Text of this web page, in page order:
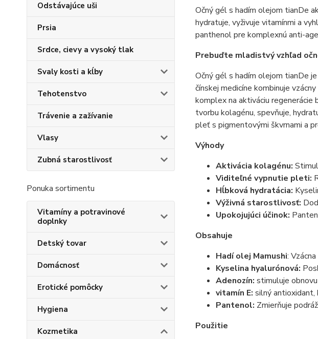
Odstávajúce uši
Prsia
Srdce, cievy a vysoký tlak
Svaly kosti a kĺby
Tehotenstvo
Trávenie a zažívanie
Vlasy
Zubná starostlivosť
Ponuka sortimentu
Vitamíny a potravinové
doplnky
Detský tovar
Domácnosť
Erotické pomôcky
Hygiena
Kozmetika
Očný gél s hadím olejom tianDe
hydratuje, vyživuje vitamínmi a
panthenol pre komplexnú anti-
Prebuďte mladistvý vzhľad
Očný gél s hadím olejom tianDe
čínskej medicíne kombinuje
komplex na aktiváciu regenerácie
tvorbu kolagénu, spevňuje,
pleť s pigmentovými škvrnami a
Výhody
Aktivácia kolagénu:
Viditeľné vypnutie pleti:
Hĺbková hydratácia:
Výživná starostlivosť:
Upokojujúci účinok:
Obsahuje
Hadí olej Mamushi:
Kyselina hyalurónová:
Adenozín: stimuluje
vitamín E: silný antioxidant,
Pantenol: Zmierňuje
Použitie